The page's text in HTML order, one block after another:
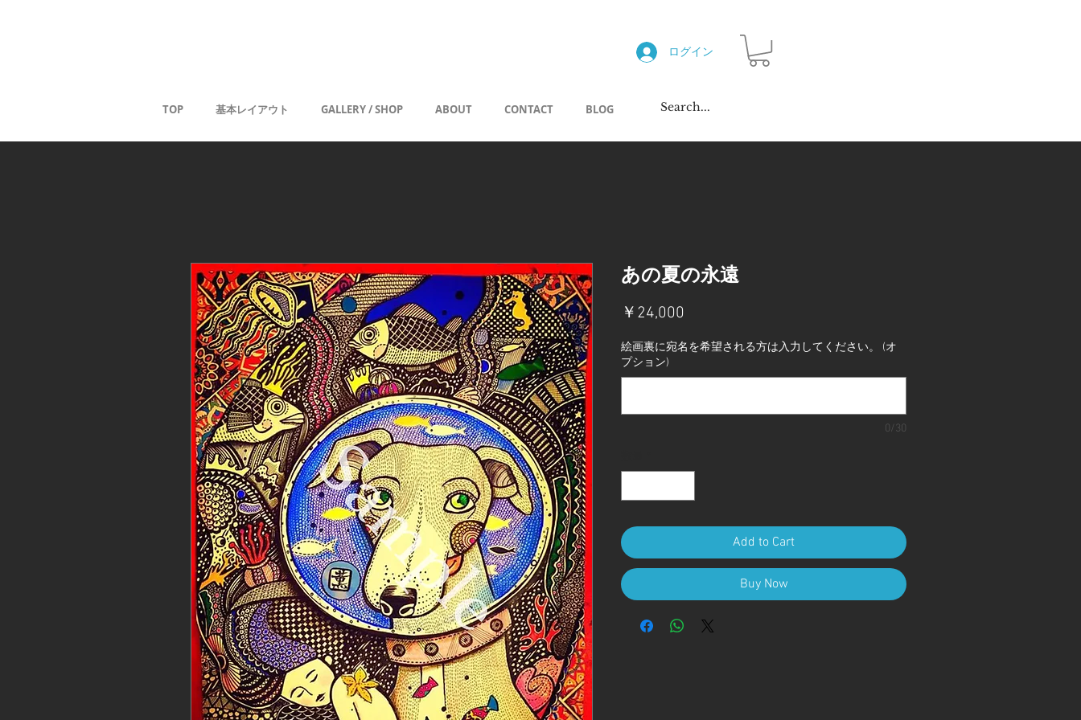
ログイン
TOP 基本レイアウト GALLERY / SHOP ABOUT CONTACT BLOG
あの夏の永遠
￥24,000
絵画裏に宛名を希望される方は入力してください。 (オ
プション)
0/30
Add to Cart
Buy Now